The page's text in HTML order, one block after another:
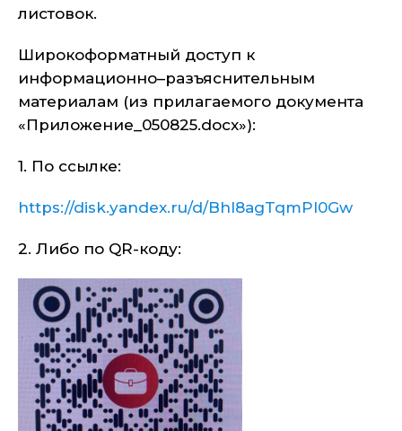
листовок.
Широкоформатный доступ к
информационно–разъяснительным
материалам (из прилагаемого документа
«Приложение_050825.docx»):
1. По ссылке:
https://disk.yandex.ru/d/Bhl8agTqmPl0Gw
2. Либо по QR-коду: